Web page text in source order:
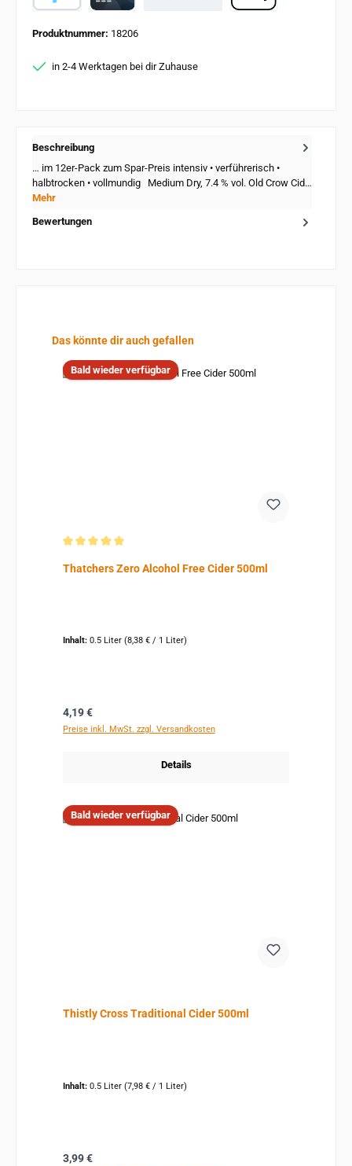
Produktnummer: 18206
in 2-4 Werktagen bei dir Zuhause
Beschreibung
… im 12er-Pack zum Spar-Preis intensiv • verführerisch •
halbtrocken • vollmundig Medium Dry, 7.4 % vol. Old Crow Cid…
Mehr
Bewertungen
Produktgalerie überspringen
Das könnte dir auch gefallen
Bald wieder verfügbar
Thatchers Zero Alcohol Free Cider 500ml
Inhalt: 0.5 Liter (8,38 € / 1 Liter)
Regulärer Preis:
4,19 €
Preise inkl. MwSt. zzgl. Versandkosten
Details
Bald wieder verfügbar
Thistly Cross Traditional Cider 500ml
Inhalt: 0.5 Liter (7,98 € / 1 Liter)
Regulärer Preis:
3,99 €